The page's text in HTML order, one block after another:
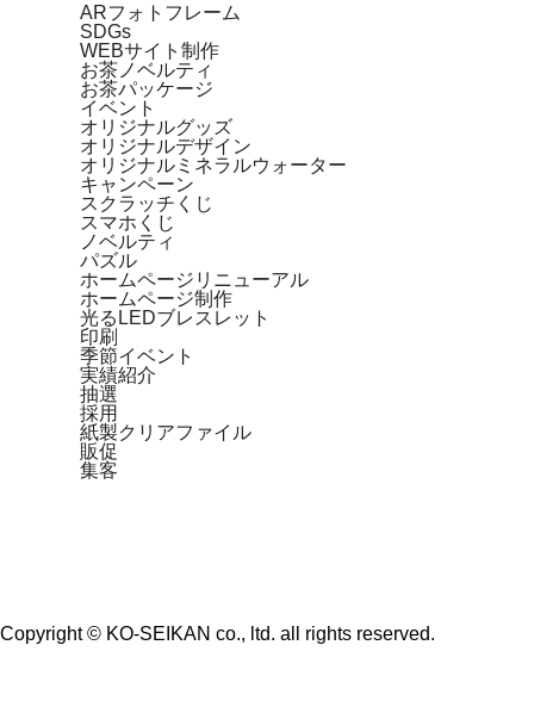
ARフォトフレーム
SDGs
WEBサイト制作
お茶ノベルティ
お茶パッケージ
イベント
オリジナルグッズ
オリジナルデザイン
オリジナルミネラルウォーター
キャンペーン
スクラッチくじ
スマホくじ
ノベルティ
パズル
ホームページリニューアル
ホームページ制作
光るLEDブレスレット
印刷
季節イベント
実績紹介
抽選
採用
紙製クリアファイル
販促
集客
Copyright © KO-SEIKAN co., ltd. all rights reserved.